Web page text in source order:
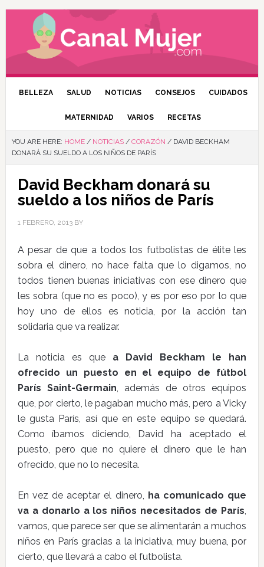
BELLEZA SALUD NOTICIAS CONSEJOS CUIDADOS
MATERNIDAD VARIOS RECETAS
YOU ARE HERE: HOME / NOTICIAS / CORAZÓN /DAVID BECKHAM
DONARÁ SU SUELDO A LOS NIÑOS DE PARÍS
David Beckham donará su
sueldo a los niños de París
1 FEBRERO, 2013BY
A pesar de que a todos los futbolistas de élite les
sobra el dinero, no hace falta que lo digamos, no
todos tienen buenas iniciativas con ese dinero que
les sobra (que no es poco), y es por eso por lo que
hoy uno de ellos es noticia, por la acción tan
solidaria que va realizar.
La noticia es quea David Beckham le han
ofrecido un puesto en el equipo de fútbol
París Saint-Germain, además de otros equipos
que, por cierto, le pagaban mucho más, pero a Vicky
le gusta París, así que en este equipo se quedará.
Como íbamos diciendo, David ha aceptado el
puesto, pero que no quiere el dinero que le han
ofrecido, que no lo necesita.
En vez de aceptar el dinero, ha comunicado que
va a donarlo a los niños necesitados de París,
vamos, que parece ser que se alimentarán a muchos
niños en París gracias a la iniciativa, muy buena, por
cierto, que llevará a cabo el futbolista.